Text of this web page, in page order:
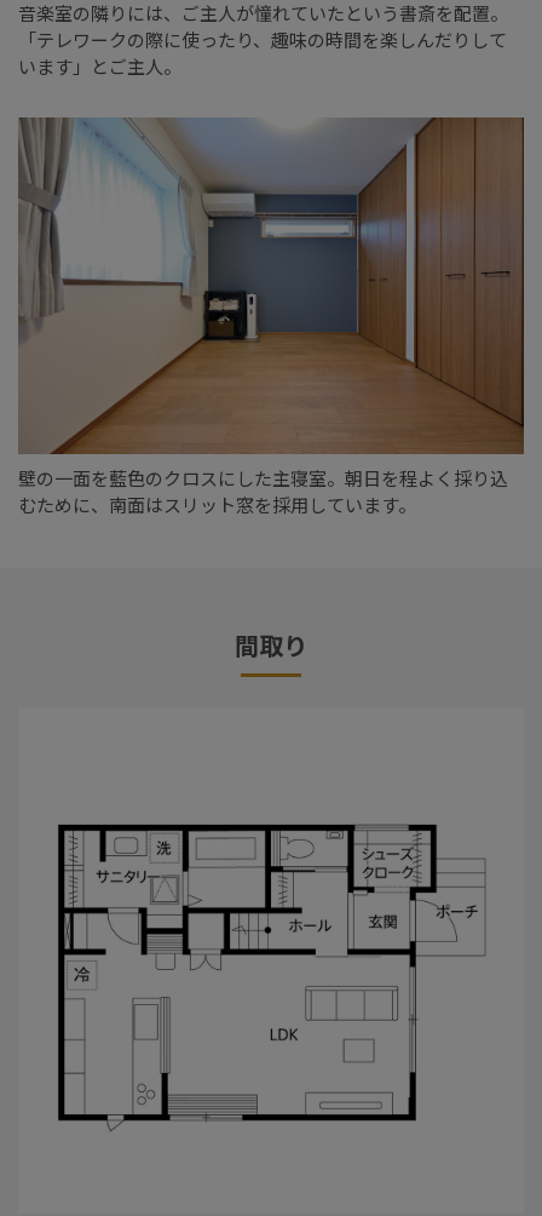
音楽室の隣りには、ご主人が憧れていたという書斎を配置。
「テレワークの際に使ったり、趣味の時間を楽しんだりして
います」とご主人。
壁の一面を藍色のクロスにした主寝室。朝日を程よく採り込
むために、南面はスリット窓を採用しています。
間取り